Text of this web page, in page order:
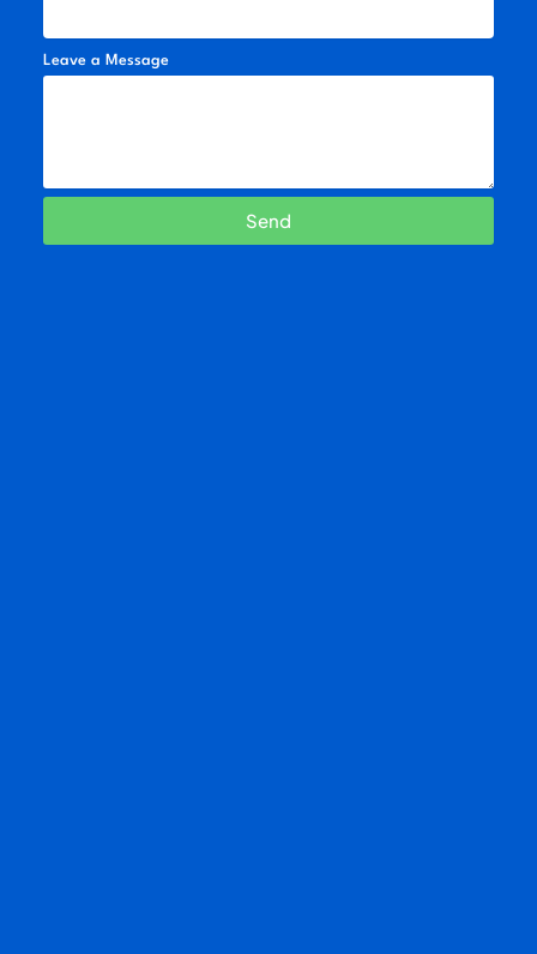
Leave a Message
Send